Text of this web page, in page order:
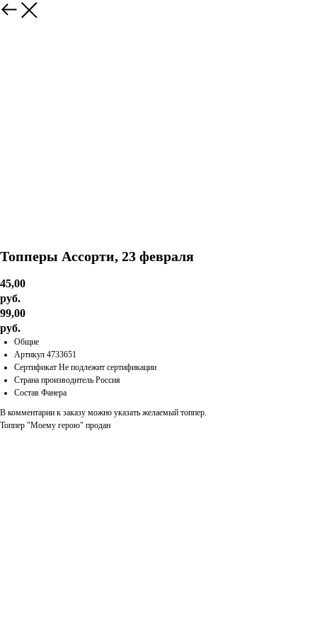
Топперы Ассорти, 23 февраля
45,00
руб.
99,00
руб.
Общие
Артикул 4733651
Сертификат Не подлежит сертификации
Страна производитель Россия
Состав Фанера
В комментарии к заказу можно указать желаемый топпер.
Топпер "Моему герою" продан